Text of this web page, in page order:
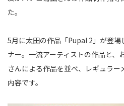
た。
5月に太田の作品「Pupal 2」が登
ナー。一流アーティストの作品と、
さんによる作品を並べ、レギュラー
内容です。